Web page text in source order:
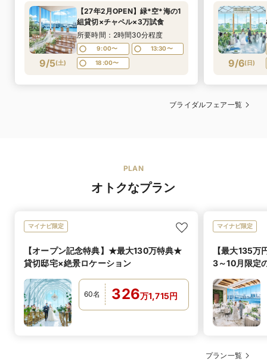
マタニティド
レス
セミオーダードレスでご案内いたしております。お客様
のお身体に合わせて事前に採寸をさせていただき、プロ
の縫製専門スタッフによりお直しさせていただいており
ます。ご安心下さいませ。
和装・着物
オリジナルブランド
京都の老舗衣裳店様のお着物をご用意
他にも、桂由美や蜷川実花などをご用意しております。
特徴
風雅で艶やかな和装姿で日本の花嫁の魅力を満喫
日本の花嫁ならではの伝統的な和装スタイルも人気。
シュランの星を獲得したシェフが在籍。
素材選びから火入れの一瞬に至るまで、すべてに妥協し
ない一皿。その料理は、会場内のオープンキッチンから
出来立てのままゲストへと届けられます。目の前で仕上
がる音や香り、そして最高のタイミングで提供される温
度。
五感すべてで味わう料理体験が、大切な一日をより深
9/5(土)
【27年2月OPEN】緑*空*海の1
組貸切×チャペル×3万試食
所要時間：2時間30分程度
9:00〜
13:30〜
18:00〜
9/6(日)
ブライダルフェア一覧
PLAN
オトクなプラン
マイナビ限定
【オープン記念特典】★最大130万特典★
貸切邸宅×絶景ロケーション
60名 326万1,715円
マイナビ限定
【最大135
3～10月限定
プラン一覧